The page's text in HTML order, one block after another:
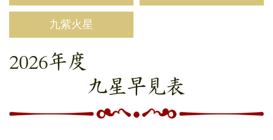
九紫火星
2026年度
九星早見表